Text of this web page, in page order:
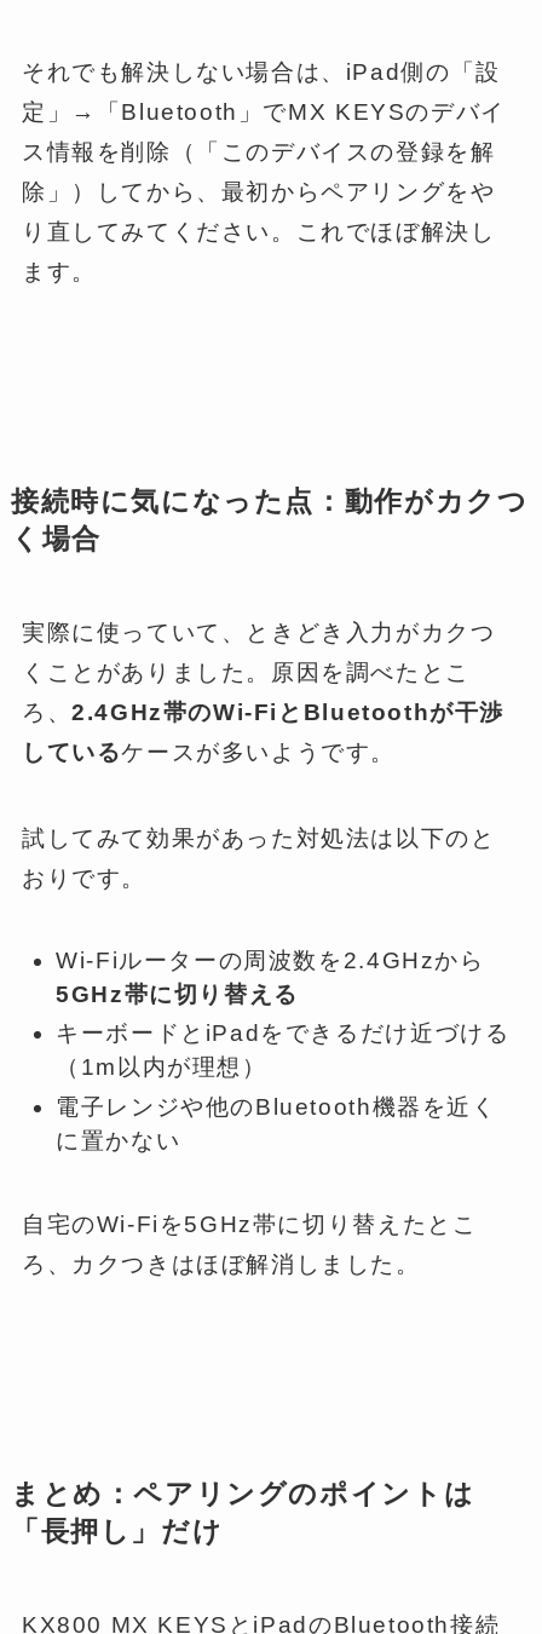
それでも解決しない場合は、iPad側の「設
定」→「Bluetooth」でMX KEYSのデバイ
ス情報を削除（「このデバイスの登録を解
除」）してから、最初からペアリングをや
り直してみてください。これでほぼ解決し
ます。
接続時に気になった点：動作がカクつ
く場合
実際に使っていて、ときどき入力がカクつ
くことがありました。原因を調べたとこ
ろ、2.4GHz帯のWi-FiとBluetoothが干渉
しているケースが多いようです。
試してみて効果があった対処法は以下のと
おりです。
Wi-Fiルーターの周波数を2.4GHzから
5GHz帯に切り替える
キーボードとiPadをできるだけ近づける
（1m以内が理想）
電子レンジや他のBluetooth機器を近く
に置かない
自宅のWi-Fiを5GHz帯に切り替えたとこ
ろ、カクつきはほぼ解消しました。
まとめ：ペアリングのポイントは
「長押し」だけ
KX800 MX KEYSとiPadのBluetooth接続